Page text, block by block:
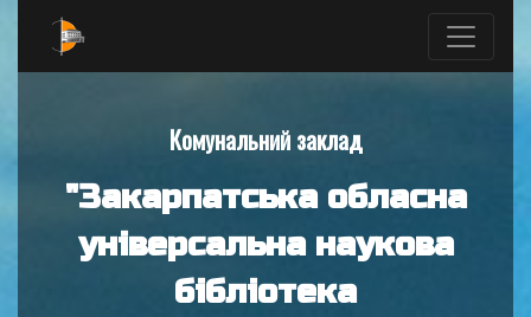
Комунальний заклад
"Закарпатська обласна
універсальна наукова
бібліотека